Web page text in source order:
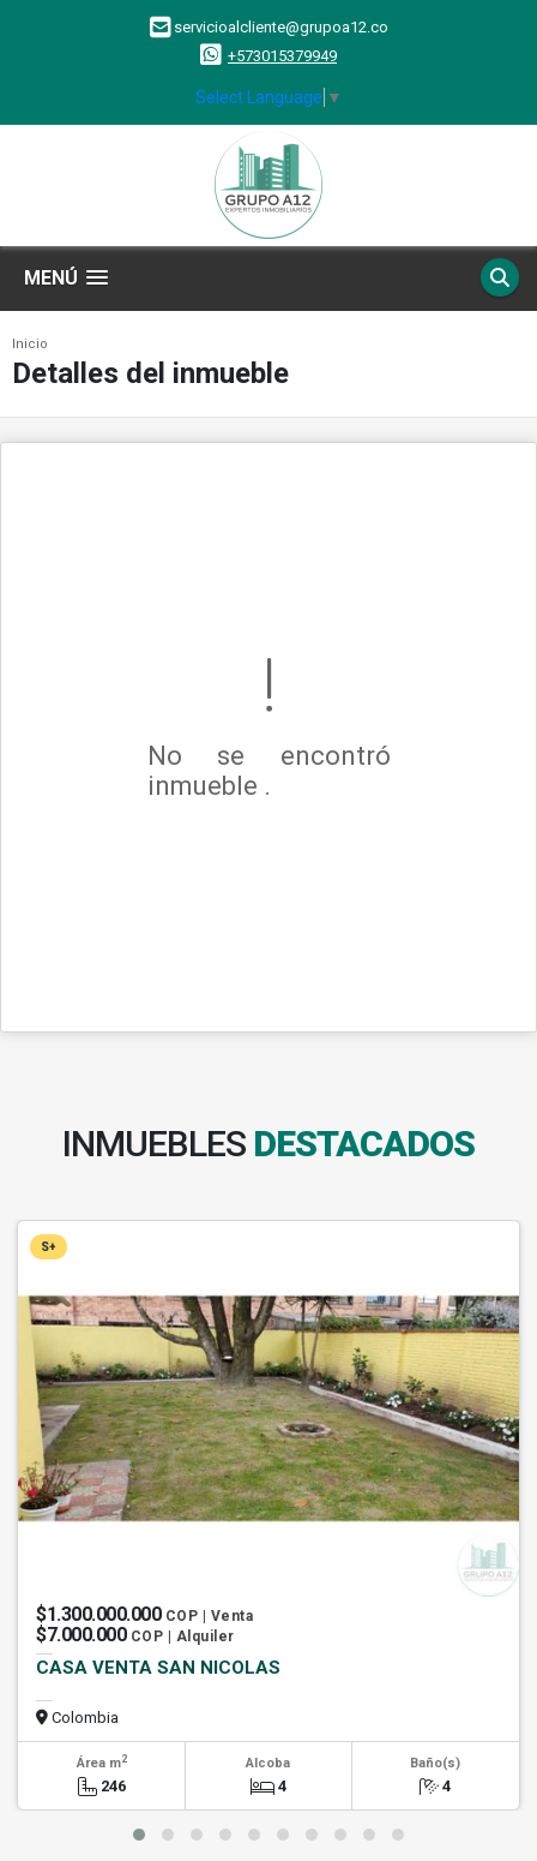
servicioalcliente@grupoa12.co
+573015379949
Select Language ▼
MENÚ
Inicio
Detalles del inmueble
No se encontró
inmueble .
INMUEBLES DESTACADOS
S+
$1.300.000.000 COP | Venta
$7.000.000 COP | Alquiler
CASA VENTA SAN NICOLAS
Colombia
Área m2
246
Alcoba
4
Baño(s)
4